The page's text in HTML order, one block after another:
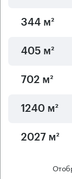
344 м²
405 м²
702 м²
1240 м²
2027 м²